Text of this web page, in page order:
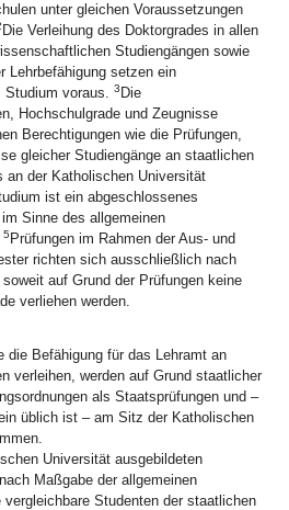
unter gleichen Voraussetzungen
Die Verleihung des Doktorgrades in allen
Studiengängen sowie
Lehrbefähigung setzen ein
voraus. 3 Die
Hochschulgrade und Zeugnisse
Berechtigungen wie die Prüfungen,
gleicher Studiengänge an staatlichen
an der Katholischen Universität
ist ein abgeschlossenes
Sinne des allgemeinen
5 Prüfungen im Rahmen der Aus- und
richten sich ausschließlich nach
auf Grund der Prüfungen keine
verliehen werden.
die Befähigung für das Lehramt an
verleihen, werden auf Grund staatlicher
als Staatsprüfungen und –
üblich ist – am Sitz der Katholischen
Universität ausgebildeten
Maßgabe der allgemeinen
vergleichbare Studenten der staatlichen